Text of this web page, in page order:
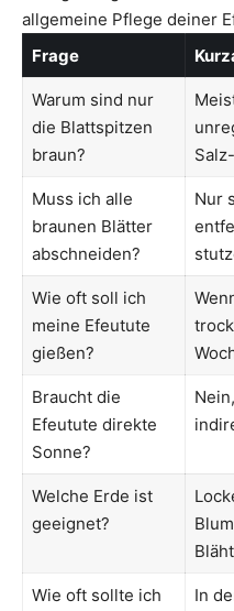
allgemeine Pflege deiner
Frage
Warum sind nur
die Blattspitzen
braun?
Muss ich alle
braunen Blätter
abschneiden?
Nur
Wie oft soll ich
meine Efeutute
gießen?
Braucht die
Efeutute direkte
Sonne?
Welche Erde ist
geeignet?
Wie oft sollte ich
In